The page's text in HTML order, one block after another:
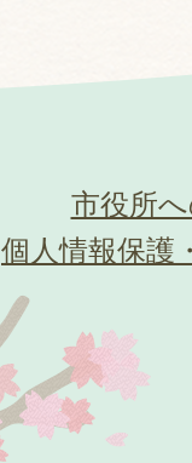
市役所
個人情報保護